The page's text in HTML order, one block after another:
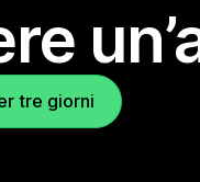
tre giorni